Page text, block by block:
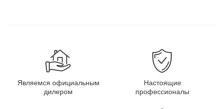
Являемся официальным
дилером
Настоящие
профессионалы